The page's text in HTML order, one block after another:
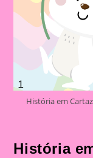
História em
História